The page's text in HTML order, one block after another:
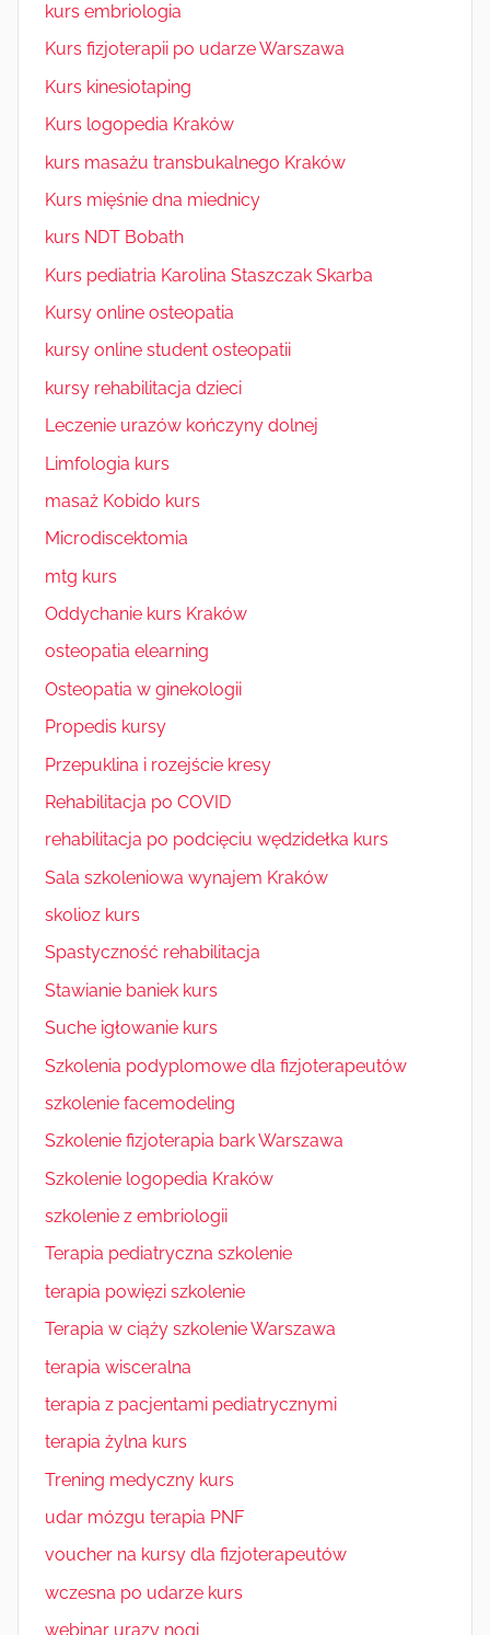
kurs embriologia
Kurs fizjoterapii po udarze Warszawa
Kurs kinesiotaping
Kurs logopedia Kraków
kurs masażu transbukalnego Kraków
Kurs mięśnie dna miednicy
kurs NDT Bobath
Kurs pediatria Karolina Staszczak Skarba
Kursy online osteopatia
kursy online student osteopatii
kursy rehabilitacja dzieci
Leczenie urazów kończyny dolnej
Limfologia kurs
masaż Kobido kurs
Microdiscektomia
mtg kurs
Oddychanie kurs Kraków
osteopatia elearning
Osteopatia w ginekologii
Propedis kursy
Przepuklina i rozejście kresy
Rehabilitacja po COVID
rehabilitacja po podcięciu wędzidełka kurs
Sala szkoleniowa wynajem Kraków
skolioz kurs
Spastyczność rehabilitacja
Stawianie baniek kurs
Suche igłowanie kurs
Szkolenia podyplomowe dla fizjoterapeutów
szkolenie facemodeling
Szkolenie fizjoterapia bark Warszawa
Szkolenie logopedia Kraków
szkolenie z embriologii
Terapia pediatryczna szkolenie
terapia powięzi szkolenie
Terapia w ciąży szkolenie Warszawa
terapia wisceralna
terapia z pacjentami pediatrycznymi
terapia żylna kurs
Trening medyczny kurs
udar mózgu terapia PNF
voucher na kursy dla fizjoterapeutów
wczesna po udarze kurs
webinar urazy nogi